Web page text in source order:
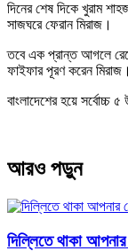
দিনের শেষ দিকে খুরাম
সাজঘরে ফেরান মিরাজ।
তবে এক প্রান্ত আগলে
ফাইফার পূরণ করেন
বাংলাদেশের হয়ে সর্বোচ্চ
আরও পড়ুন
দিল্লিতে থাকা